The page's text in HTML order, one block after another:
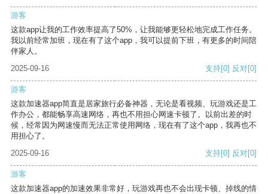
游客
这款app让我的工作效率提高了50%，让我能够更轻松地完成工作任务。
我以前经常加班，现在有了这个app，我可以提前下班，有更多的时间陪
伴家人。
2025-09-16
支持[0] 反对[0]
游客
这款加速器app简直是居家旅行必备神器，无论是看视频、玩游戏还是工
作办公，都能畅享高速网络，再也不用担心网速卡顿了。以前出差的时
候，经常因为网速慢而无法正常使用网络，现在有了这个app，我再也不
用担心了。
2025-09-16
支持[0] 反对[0]
游客
这款加速器app的加速效果非常好，玩游戏再也不会出现卡顿、掉线的情